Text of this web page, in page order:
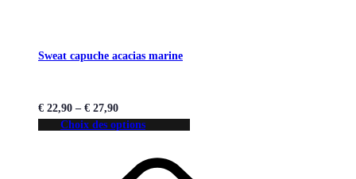
Sweat capuche acacias marine
€ 22,90 – € 27,90
Choix des options